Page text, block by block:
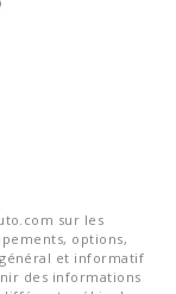
sur les
options,
et informatif
des informations